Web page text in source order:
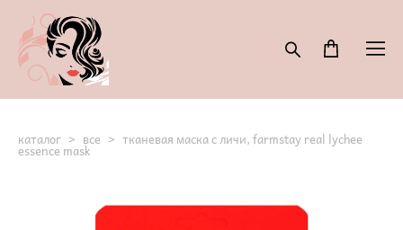
каталог > все > тканевая маска с личи, farmstay real lychee
essence mask